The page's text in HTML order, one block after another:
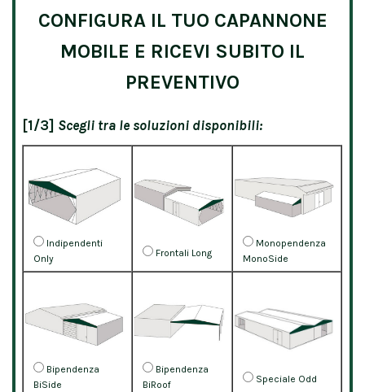
CONFIGURA IL TUO CAPANNONE
MOBILE E RICEVI SUBITO IL
PREVENTIVO
[1/3] Scegli tra le soluzioni disponibili:
Indipendenti
Only
Frontali Long
Monopendenza
MonoSide
Bipendenza
BiSide
Bipendenza
BiRoof
Speciale Odd